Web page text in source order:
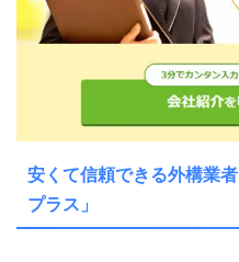
安くて信頼できる外構業
プラス」